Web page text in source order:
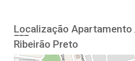
Localização Apartamento
Ribeirão Preto